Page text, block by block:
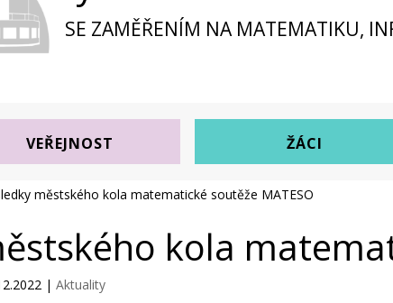
SE ZAMĚŘENÍM NA MATEMATIKU,
VEŘEJNOST ŽÁCI
městského kola matematické soutěže MATESO
kola
|Aktuality